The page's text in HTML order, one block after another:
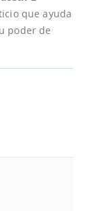
que ayuda
poder de